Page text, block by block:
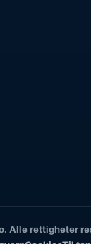
Alle rettigheter